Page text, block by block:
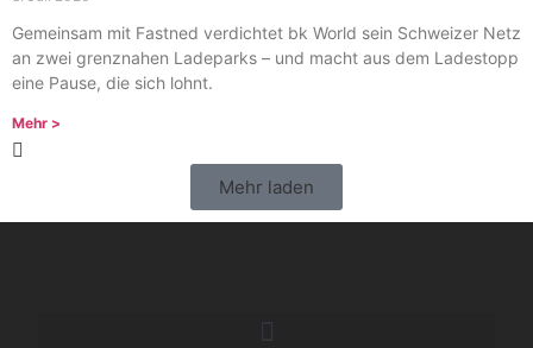
Gemeinsam mit Fastned verdichtet bk World sein Schweizer Netz
an zwei grenznahen Ladeparks – und macht aus dem Ladestopp
eine Pause, die sich lohnt.
Mehr >
Mehr laden